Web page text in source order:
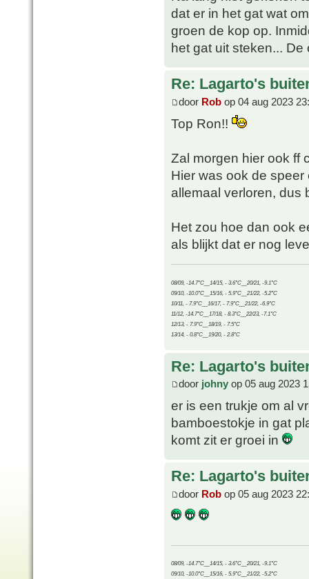
dat er in het gat wat
groen de kop op.
het gat uit steken...
Re: Lagarto's
door Rob op 04 aug 2023
Top Ron!!
Zal morgen hier ook ff
Hier was ook de
allemaal verloren, dus
Het zou hoe dan ook
als blijkt dat er nog
08/09, -14.7°C__14/15, - 3.6°C__20/21, -9.1°C
09/10, -10.0°C__15/16, - 5.9°C__21/22, -5.2°C
10/11, - 7.9°C__16/17, - 7.9°C__21/22, -6.9°C
11/12, -14.7°C__17/18, - 8.3°C__22/23, -7.1°C
12/13, - 7.9°C__18/19, - 7.5°C
13/14, - 0.8°C__19/20, - 2.8°C
Re: Lagarto's
door johny op 05 aug 2023
er is een trukje om al
bamboestokje in gat
komt zit er groei in
Re: Lagarto's
door Rob op 05 aug 2023
08/09, -14.7°C__14/15, - 3.6°C__20/21, -9.1°C
09/10, -10.0°C__15/16, - 5.9°C__21/22, -5.2°C